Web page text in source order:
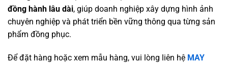
đồng hành lâu dài, giúp doanh nghiệp xây dựng hình ảnh
chuyên nghiệp và phát triển bền vững thông qua từng sản
phẩm đồng phục.
Để đặt hàng hoặc xem mẫu hàng, vui lòng liên hệ MAY